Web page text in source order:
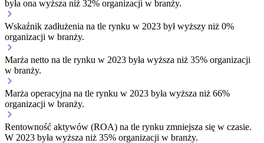
była ona wyższa niż 32% organizacji w branży.
Wskaźnik zadłużenia na tle rynku w 2023 był wyższy niż 0%
organizacji w branży.
Marża netto na tle rynku w 2023 była wyższa niż 35% organizacji
w branży.
Marża operacyjna na tle rynku w 2023 była wyższa niż 66%
organizacji w branży.
Rentowność aktywów (ROA) na tle rynku zmniejsza się w czasie.
W 2023 była wyższa niż 35% organizacji w branży.